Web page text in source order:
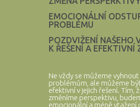
EMOCIONÁLNÍ
PROBLÉMU
POZDVIŽENÍ NAŠEHO
K ŘEŠENÍ A EFEKTIVNÍ
Ne vždy se můžeme vyhnout
problémům, ale můžeme
efektivní v jejich řešení. Tím,
změníme perspektivu,
emocionální a méně vtažení